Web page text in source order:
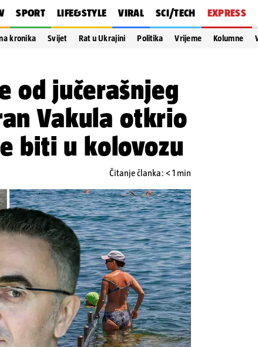
SPORT LIFE&STYLE VIRAL SCI/TECH EXPRESS
kronika Svijet Rat u Ukrajini Politika Vrijeme Kolumne
od jučerašnjeg
Vakula otkrio
biti u kolovozu
Čitanje članka: < 1 min